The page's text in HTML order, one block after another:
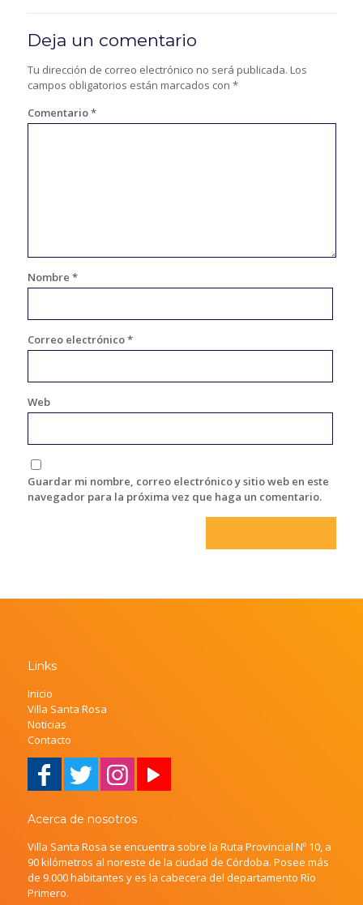
Deja un comentario
Tu dirección de correo electrónico no será publicada. Los
campos obligatorios están marcados con *
Comentario*
Nombre *
Correo electrónico*
Web
Guardar mi nombre, correo electrónico y sitio web en este
navegador para la próxima vez que haga un comentario.
Links
Inicio
Villa Santa Rosa
Noticias
Contacto
Acerca de nosotros
Villa Santa Rosa se encuentra sobre la Ruta Provincial Nº 10, a
90 kilómetros al noreste de la ciudad de Córdoba. Posee más
de 9.000 habitantes y es la cabecera del departamento Río
Primero.